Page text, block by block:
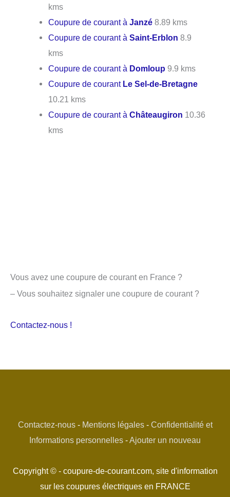
kms
Coupure de courant àJanzé 8.89 kms
Coupure de courant àSaint-Erblon 8.9
kms
Coupure de courant à Domloup 9.9 kms
Coupure de courant Le Sel-de-Bretagne
10.21 kms
Coupure de courant àChâteaugiron 10.36
kms
Vous avez une coupure de courant en France ?
– Vous souhaitez signaler une coupure de courant ?
Contactez-nous !
Contactez-nous- Mentions légales- Confidentialité et
Informations personnelles -Ajouter un nouveau
Copyright © - coupure-de-courant.com, site d'information
sur les coupures électriques en FRANCE